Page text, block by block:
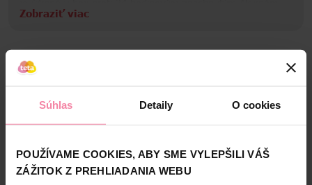
Súhlas Detaily O cookies
POUŽÍVAME COOKIES, ABY SME VYLEPŠILI VÁŠ
ZÁŽITOK Z PREHLIADANIA WEBU
Značka Finish je viazaná sľubom ochrany vodných zdrojov,
biologicky rozložiteľný a 100 % rozpustný vo vode. V
porovnaní s Finish Power je chemická záťaž o 25 % nižšia.
Celé balenie je recyklovateľné.
Zobraziť viac
Zloženie
Alternatívne produkty